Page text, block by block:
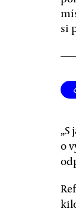
si
o